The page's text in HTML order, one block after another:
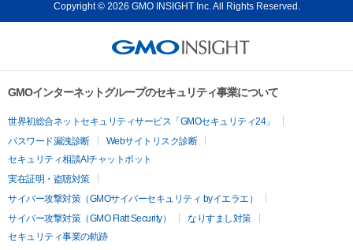
Copyright © 2026 GMO INSIGHT Inc. All Rights Reserved.
GMOインターネットグループのセキュリティ事業について
世界初総合ネットセキュリティサービス「GMOセキュリティ24」
パスワード漏洩診断
Webサイトリスク診断
セキュリティ相談AIチャットボット
実在証明・盗聴対策
サイバー攻撃対策（GMOサイバーセキュリティ byイエラエ）
サイバー攻撃対策（GMO Flatt Security）
なりすまし対策
セキュリティ事業の軌跡